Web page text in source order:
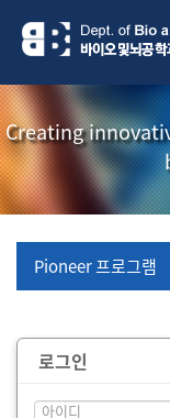
Creating
Pioneer 프로그램
학부생 국제학술대
로그인